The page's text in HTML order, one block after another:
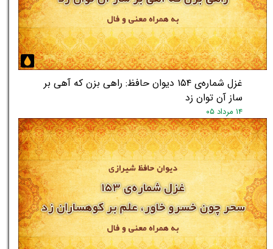
★★
غزل شماره‌ی ۱۵۴ دیوان حافظ: راهی بزن که آهی بر
ساز آن توان زد
۱۴ مرداد ۰۵